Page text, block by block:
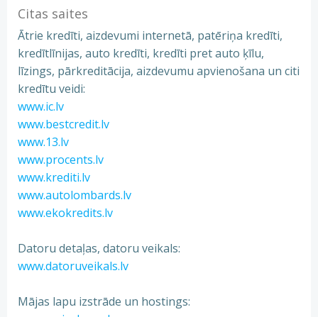
Citas saites
Ātrie kredīti, aizdevumi internetā, patēriņa kredīti,
kredītlīnijas, auto kredīti, kredīti pret auto ķīlu,
līzings, pārkreditācija, aizdevumu apvienošana un citi
kredītu veidi:
www.ic.lv
www.bestcredit.lv
www.13.lv
www.procents.lv
www.krediti.lv
www.autolombards.lv
www.ekokredits.lv
Datoru detaļas, datoru veikals:
www.datoruveikals.lv
Mājas lapu izstrāde un hostings: